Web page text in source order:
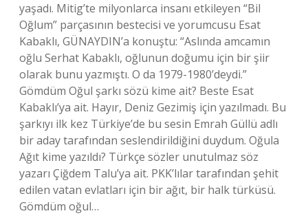
yaşadı. Mitig’te milyonlarca insanı etkileyen “Bil
Oğlum” parçasının bestecisi ve yorumcusu Esat
Kabaklı, GÜNAYDIN’a konuştu: “Aslında amcamın
oğlu Serhat Kabaklı, oğlunun doğumu için bir şiir
olarak bunu yazmıştı. O da 1979-1980’deydi.”
Gömdüm Oğul şarkı sözü kime ait? Beste Esat
Kabaklı’ya ait. Hayır, Deniz Gezimiş için yazılmadı. Bu
şarkıyı ilk kez Türkiye’de bu sesin Emrah Güllü adlı
bir aday tarafından seslendirildiğini duydum. Oğula
Ağıt kime yazıldı? Türkçe sözler unutulmaz söz
yazarı Çiğdem Talu’ya ait. PKK’lılar tarafından şehit
edilen vatan evlatları için bir ağıt, bir halk türküsü.
Gömdüm oğul…